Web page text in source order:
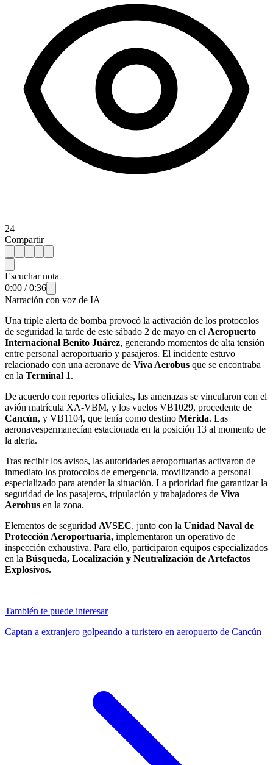
24
Compartir
Escuchar nota
0:00 /0:36
Narración con voz de IA
Una triple alerta de bomba provocó la activación de los protocolos
de seguridad la tarde de este sábado 2 de mayo en el Aeropuerto
Internacional Benito Juárez, generando momentos de alta tensión
entre personal aeroportuario y pasajeros. El incidente estuvo
relacionado con una aeronave de Viva Aerobus que se encontraba
en la Terminal 1.
De acuerdo con reportes oficiales, las amenazas se vincularon con el
avión matrícula XA-VBM, y los vuelos VB1029, procedente de
Cancún, y VB1104, que tenía como destino Mérida. Las
aeronavespermanecían estacionada en la posición 13 al momento de
la alerta.
Tras recibir los avisos, las autoridades aeroportuarias activaron de
inmediato los protocolos de emergencia, movilizando a personal
especializado para atender la situación. La prioridad fue garantizar la
seguridad de los pasajeros, tripulación y trabajadores de Viva
Aerobus en la zona.
Elementos de seguridad AVSEC, junto con la Unidad Naval de
Protección Aeroportuaria, implementaron un operativo de
inspección exhaustiva. Para ello, participaron equipos especializados
en la Búsqueda, Localización y Neutralización de Artefactos
Explosivos.
También te puede interesar
Captan a extranjero golpeando a turistero en aeropuerto de Cancún